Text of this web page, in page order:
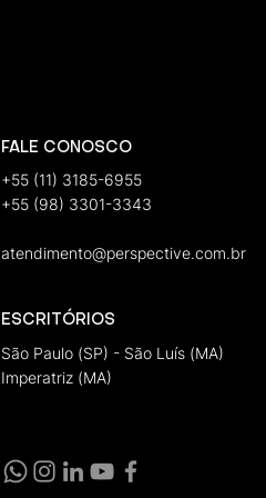
FALE CONOSCO
+55 (11) 3185-6955
+55 (98) 3301-3343
atendimento@perspective.com.br
ESCRITÓRIOS
São Paulo (SP) - São Luís (MA)
Imperatriz (MA)